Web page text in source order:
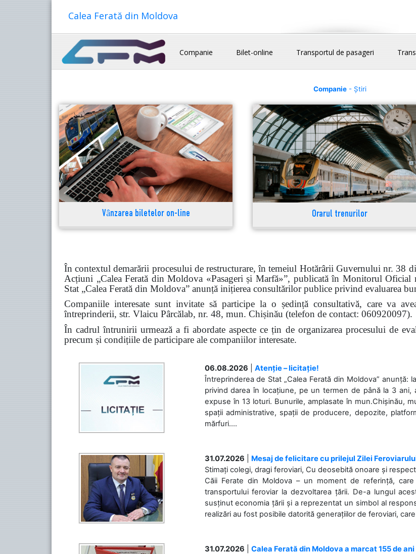
Calea Ferată din Moldova
Companie Bilet-online Transportul de pasageri
Companie- Știri
Vânzarea biletelor on-line Orarul trenurilor
În contextul demarării procesului de restructurare, în temeiul Hotărârii Guvernului nr. 38
Acțiuni „Calea Ferată din Moldova «Pasageri și Marfă»”, publicată în Monitorul
Stat „Calea Ferată din Moldova” anunță inițierea consultărilor publice privind evaluarea
Companiile interesate sunt invitate să participe la o ședință consultativă, care va
întreprinderii, str. Vlaicu Pârcălab, nr. 48, mun. Chișinău (telefon de contact: 060920097).
În cadrul întrunirii urmează a fi abordate aspecte ce țin de organizarea procesului de
precum și condițiile de participare ale companiilor interesate.
06.08.2026
Atenție – licitație!
Întreprinderea de Stat „Calea Ferată din Moldova” anunță:
privind darea în locațiune, pe un termen de până la 3
expuse în 13 loturi. Bunurile, amplasate în mun.Chișinău,
spații administrative, spații de producere, depozite,
mărfuri....
31.07.2026
Mesaj de felicitare cu prilejul Zilei
Stimați colegi, dragi feroviari, Cu deosebită onoare și
Căii Ferate din Moldova – un moment de referință,
transportului feroviar la dezvoltarea țării. De-a lungul
susținut economia țării și a reprezentat un simbol al
realizări au fost posibile datorită generațiilor de feroviari,
31.07.2026
Calea Ferată din Moldova a marcat 155 de